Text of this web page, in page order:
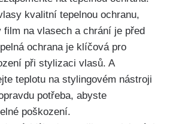
kvalitní tepelnou ochranu,‌
‌na vlasech a chrání je před
ochrana ⁢je klíčová pro
⁤při stylizaci vlasů. A
teplotu na stylingovém nástroji
potřeba, abyste
poškození.